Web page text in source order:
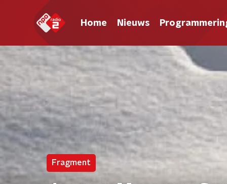
Home Nieuws
Fragment